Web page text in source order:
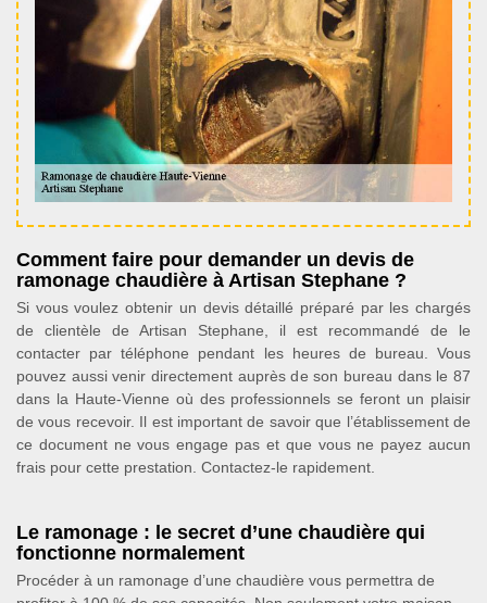
Comment faire pour demander un devis de
ramonage chaudière à Artisan Stephane ?
Si vous voulez obtenir un devis détaillé préparé par les chargés
de clientèle de Artisan Stephane, il est recommandé de le
contacter par téléphone pendant les heures de bureau. Vous
pouvez aussi venir directement auprès de son bureau dans le 87
dans la Haute-Vienne où des professionnels se feront un plaisir
de vous recevoir. Il est important de savoir que l’établissement de
ce document ne vous engage pas et que vous ne payez aucun
frais pour cette prestation. Contactez-le rapidement.
Le ramonage : le secret d’une chaudière qui
fonctionne normalement
Procéder à un ramonage d’une chaudière vous permettra de